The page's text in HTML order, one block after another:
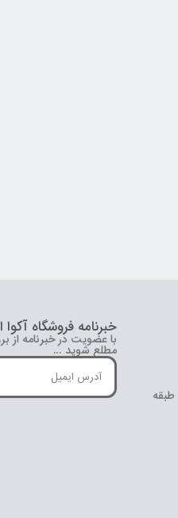
طبقه
خبرنامه فروشگاه آکوا
با عضویت در خبرنامه از
مطلع شوید ...